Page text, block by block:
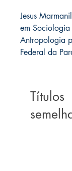
Jesus
em
Antropologia
Federal da
Títulos